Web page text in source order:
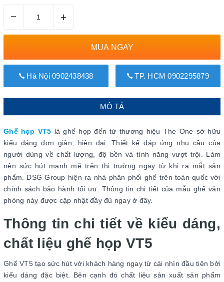
– +
MUA NGAY
Hà Nội 0902438438 TP. HCM 0902295879
MÔ TẢ
Ghế họp VT5 là ghế họp đến từ thương hiệu The One sở hữu
kiểu dáng đơn giản, hiện đại. Thiết kế đáp ứng nhu cầu của
người dùng về chất lượng, độ bền và tính năng vượt trội. Làm
nên sức hút mạnh mẽ trên thị trường ngay từ khi ra mắt sản
phẩm. DSG Group hiện ra nhà phân phối ghế trên toàn quốc với
chính sách bảo hành tối ưu. Thông tin chi tiết của mẫu ghế văn
phòng này được cập nhật đầy đủ ngay ở đây.
Thông tin chi tiết về kiểu dáng,
chất liệu ghế họp VT5
Ghế VT5 tạo sức hút với khách hàng ngay từ cái nhìn đầu tiên bởi
kiểu dáng đặc biệt. Bên cạnh đó chất liệu sản xuất sản phẩm